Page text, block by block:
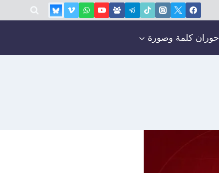
حوران كلمة وصورة